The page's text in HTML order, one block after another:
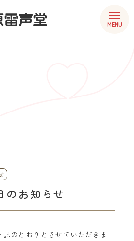
MENU
のお知らせ
記のとおりとさせていただきま